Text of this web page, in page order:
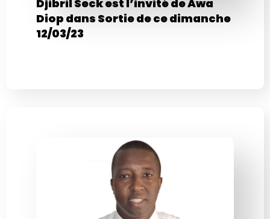
Djibril Seck est l’invité de Awa
Diop dans Sortie de ce dimanche
12/03/23